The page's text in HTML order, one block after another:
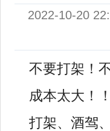
2022-10-20
不要打架！
成本太大！
打架、酒驾